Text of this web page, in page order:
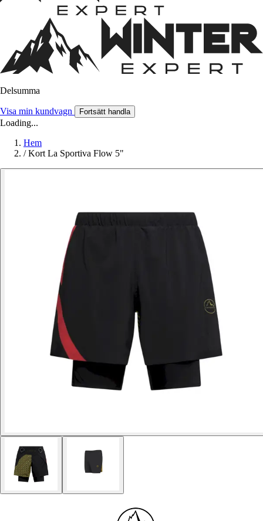
Delsumma
Visa min kundvagn Fortsätt handla
Loading...
Hem
/ Kort La Sportiva Flow 5"